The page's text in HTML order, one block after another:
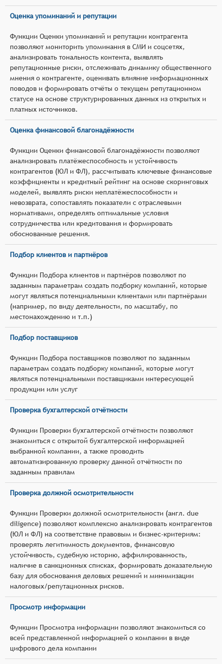
Оценка упоминаний и репутации
Функции Оценки упоминаний и репутации контрагента
позволяют мониторить упоминания в СМИ и соцсетях,
анализировать тональность контента, выявлять
репутационные риски, отслеживать динамику общественного
мнения о контрагенте, оценивать влияние информационных
поводов и формировать отчёты о текущем репутационном
статусе на основе структурированных данных из открытых и
платных источников.
Оценка финансовой благонадёжности
Функции Оценки финансовой благонадёжности позволяют
анализировать платёжеспособность и устойчивость
контрагентов (ЮЛ и ФЛ), рассчитывать ключевые финансовые
коэффициенты и кредитный рейтинг на основе скоринговых
моделей, выявлять риски неплатёжеспособности и
невозврата, сопоставлять показатели с отраслевыми
нормативами, определять оптимальные условия
сотрудничества или кредитования и формировать
обоснованные решения.
Подбор клиентов и партнёров
Функции Подбора клиентов и партнёров позволяют по
заданным параметрам создать подборку компаний, которые
могут являться потенциальными клиентами или партнёрами
(например, по виду деятельности, по масштабу, по
местонахождению и т.п.)
Подбор поставщиков
Функции Подбора поставщиков позволяют по заданным
параметрам создать подборку компаний, которые могут
являться потенциальными поставщиками интересующей
продукции или услуг
Проверка бухгалтерской отчётности
Функции Проверки бухгалтерской отчётности позволяют
знакомиться с открытой бухгалтерской информацией
выбранной компании, а также проводить
автоматизированную проверку данной отчётности по
заданным правилам
Проверка должной осмотрительности
Функции Проверки должной осмотрительности (англ. due
diligence) позволяют комплексно анализировать контрагентов
(ЮЛ и ФЛ) на соответствие правовым и бизнес‑критериям:
проверять легитимность документов, финансовую
устойчивость, судебную историю, аффилированность,
наличие в санкционных списках, формировать доказательную
базу для обоснования деловых решений и минимизации
налоговых/репутационных рисков.
Просмотр информации
Функции Просмотра информации позволяют знакомиться со
всей представленной информацией о компании в виде
цифрового дела компании